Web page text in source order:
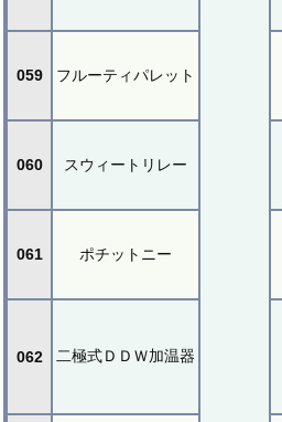
059 フルーティパレット
060 スウィートリレー
061 ポチットニー
062 二極式ＤＤＷ加温器